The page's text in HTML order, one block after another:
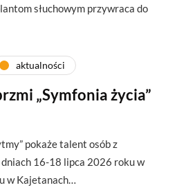
słuchowym przywraca do
aktualności
„Symfonia życia”
pokaże talent osób z
16-18 lipca 2026 roku w
w Kajetanach…